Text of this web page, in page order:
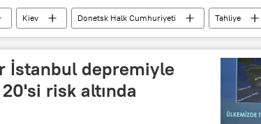
Kiev Donetsk Halk Cumhuriyeti
Tahliye
İstanbul depremiyle
risk altında